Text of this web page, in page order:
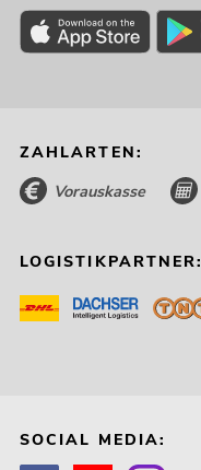
ZAHLARTEN:
Vorauskasse
LOGISTIKPARTNER:
SOCIAL MEDIA: